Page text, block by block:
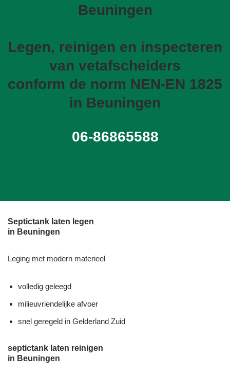
Beuningen
Legen, reinigen en inspecteren
van vetafscheiders
conform de norm NEN-EN 1825
in Beuningen
06-86865588
Septictank laten legen
in Beuningen
Leging met modern materieel
volledig geleegd
milieuvriendelijke afvoer
snel geregeld in Gelderland Zuid
septictank laten reinigen
in Beuningen